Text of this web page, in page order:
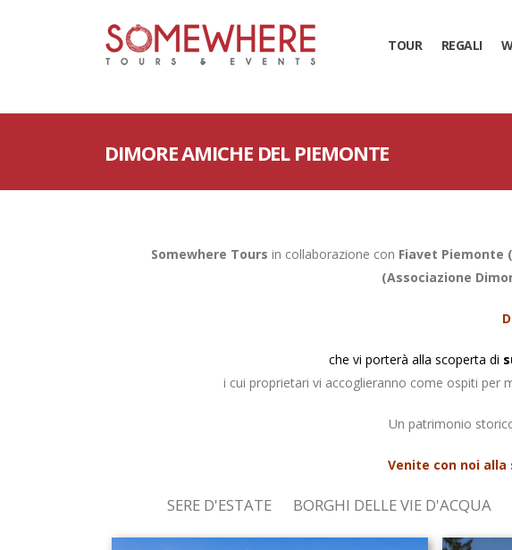
TOUR
REGALI
DIMORE AMICHE DEL PIEMONTE
Somewhere Tours in collaborazione con Fiavet Piemonte
(Associazione
che vi porterà alla scoperta di
i cui proprietari vi accoglieranno come ospiti per
Un patrimonio
Venite con noi
SERE D'ESTATE BORGHI DELLE VIE D'ACQUA